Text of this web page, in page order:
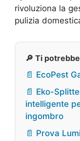
rivoluziona la
pulizia
🔎 Ti
📄 EcoPest
📄 Eko-
intelligente
ingombro
📄 Prova